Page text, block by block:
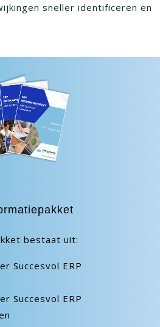
sneller identificeren en
bestaat uit:
Succesvol ERP
Succesvol ERP